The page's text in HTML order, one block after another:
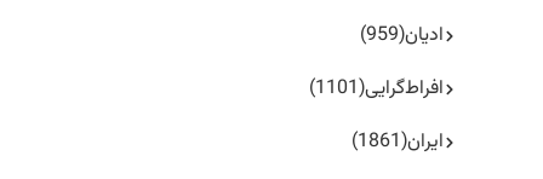
ادیان(959)
افراط‌گرایی(1101)
ایران(1861)